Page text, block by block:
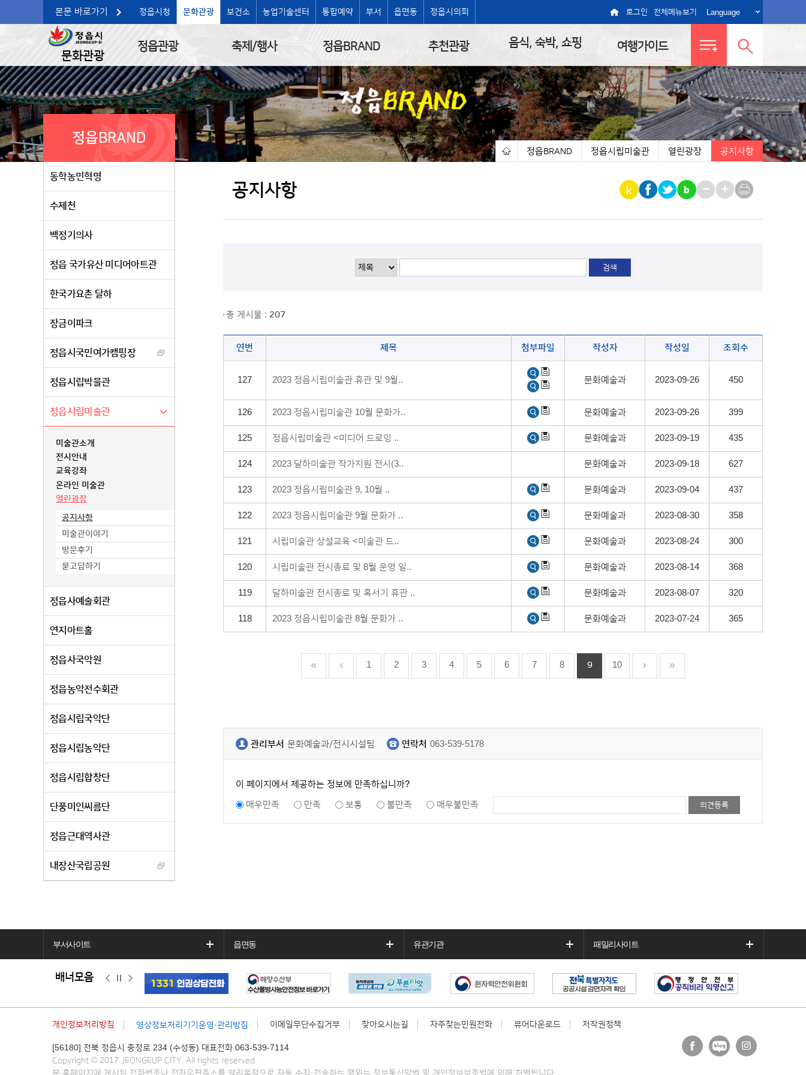
본문 바로가기 정읍시청 문화관광 보건소 농업기술센터 통합예약 부서 읍면동 정읍시의회 로그인 전체메뉴보기 Language
문화관광
정읍관광 축제/행사 정읍BRAND 추천관광 음식, 숙박, 쇼핑 여행가이드
전체메뉴
보기
통합검색
열기
정읍BRAND
동학농민혁명
수제천
백정기의사
정읍 국가유산 미디어아트관
한국가요촌 달하
장금이파크
정읍시국민여가캠핑장
정읍시립박물관
정읍시립미술관
미술관소개
전시안내
교육강좌
온라인 미술관
열린광장
공지사항
미술관이야기
방문후기
묻고답하기
정읍사예술회관
연지아트홀
정읍사국악원
정읍농악전수회관
정읍시립국악단
정읍시립농악단
정읍시립합창단
단풍미인씨름단
정읍근대역사관
내장산국립공원
정읍BRAND 정읍시립미술관 열린광장 공지사항
공지사항
총 게시물 : 207
연번 제목 첨부파일 작성자 작성일 조회수
127 2023 정읍시립미술관 휴관 및 9월.. 문화예술과 2023-09-26 450
126 2023 정읍시립미술관 10월 문화가.. 문화예술과 2023-09-26 399
125 정읍시립미술관 <미디어 드로잉 .. 문화예술과 2023-09-19 435
124 2023 달하미술관 작가지원 전시(3.. 문화예술과 2023-09-18 627
123 2023 정읍시립미술관 9, 10월 .. 문화예술과 2023-09-04 437
122 2023 정읍시립미술관 9월 문화가 .. 문화예술과 2023-08-30 358
121 시립미술관 상설교육 <미술관 드.. 문화예술과 2023-08-24 300
120 시립미술관 전시종료 및 8월 운영 일.. 문화예술과 2023-08-14 368
119 달하미술관 전시종료 및 혹서기 휴관 .. 문화예술과 2023-08-07 320
118 2023 정읍시립미술관 8월 문화가 .. 문화예술과 2023-07-24 365
1 2 3 4 5 6 7 8 9 10
관리부서 문화예술과/전시시설팀 연락처 063-539-5178
이 페이지에서 제공하는 정보에 만족하십니까?
매우만족
만족 보통 불만족 매우불만족
부서사이트 읍면동 유관기관 패밀리사이트
배너모음
개인정보처리방침 영상정보처리기기운영·관리방침 이메일무단수집거부 찾아오시는길 자주찾는민원전화 뷰어다운로드 저작권정책
[56180] 전북 정읍시 충정로 234 (수성동) 대표전화 063-539-7114
Copyright © 2017 JEONGEUP CITY. All rights reserved.